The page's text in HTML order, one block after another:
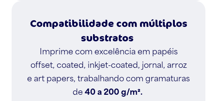
Compatibilidade com múltiplos
substratos
Imprime com excelência em papéis
offset, coated, inkjet-coated, jornal, arroz
e art papers, trabalhando com gramaturas
de 40 a 200 g/m².